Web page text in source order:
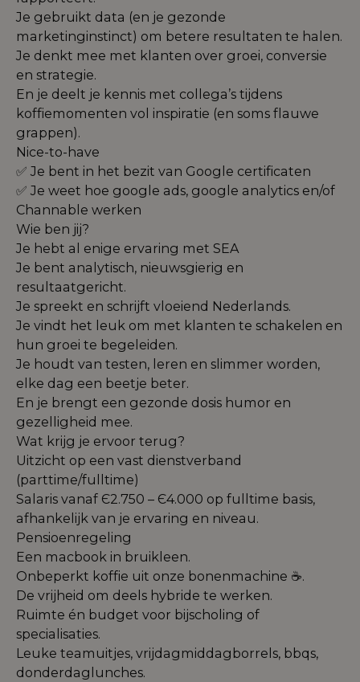
Je gebruikt data (en je gezonde
marketinginstinct) om betere resultaten te halen.
Je denkt mee met klanten over groei, conversie
en strategie.
En je deelt je kennis met collega’s tijdens
koffiemomenten vol inspiratie (en soms flauwe
grappen).
Nice-to-have
✅ Je bent in het bezit van Google certificaten
✅ Je weet hoe google ads, google analytics en/of
Channable werken
Wie ben jij?
Je hebt al enige ervaring met SEA
Je bent analytisch, nieuwsgierig en
resultaatgericht.
Je spreekt en schrijft vloeiend Nederlands.
Je vindt het leuk om met klanten te schakelen en
hun groei te begeleiden.
Je houdt van testen, leren en slimmer worden,
elke dag een beetje beter.
En je brengt een gezonde dosis humor en
gezelligheid mee.
Wat krijg je ervoor terug?
Uitzicht op een vast dienstverband
(parttime/fulltime)
Salaris vanaf Є2.750 – Є4.000 op fulltime basis,
afhankelijk van je ervaring en niveau.
Pensioenregeling
Een macbook in bruikleen.
Onbeperkt koffie uit onze bonenmachine ☕.
De vrijheid om deels hybride te werken.
Ruimte én budget voor bijscholing of
specialisaties.
Leuke teamuitjes, vrijdagmiddagborrels, bbqs,
donderdaglunches.